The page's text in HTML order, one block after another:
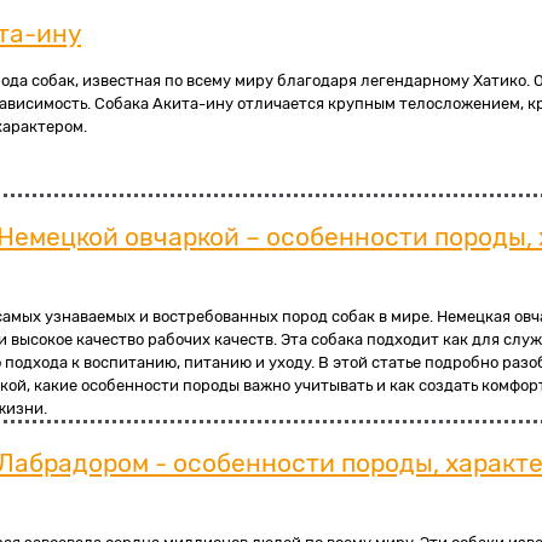
ину
собак, известная по всему миру благодаря легендарному Хатико.
Собака Акита-ину отличается крупным телосложением,
овчаркой – особенности породы,
узнаваемых и востребованных пород собак в мире. Немецкая
высокое качество рабочих качеств. Эта собака подходит как для
подхода к воспитанию, питанию и уходу. В этой статье подробно
какие особенности породы важно учитывать и как создать
- особенности породы,